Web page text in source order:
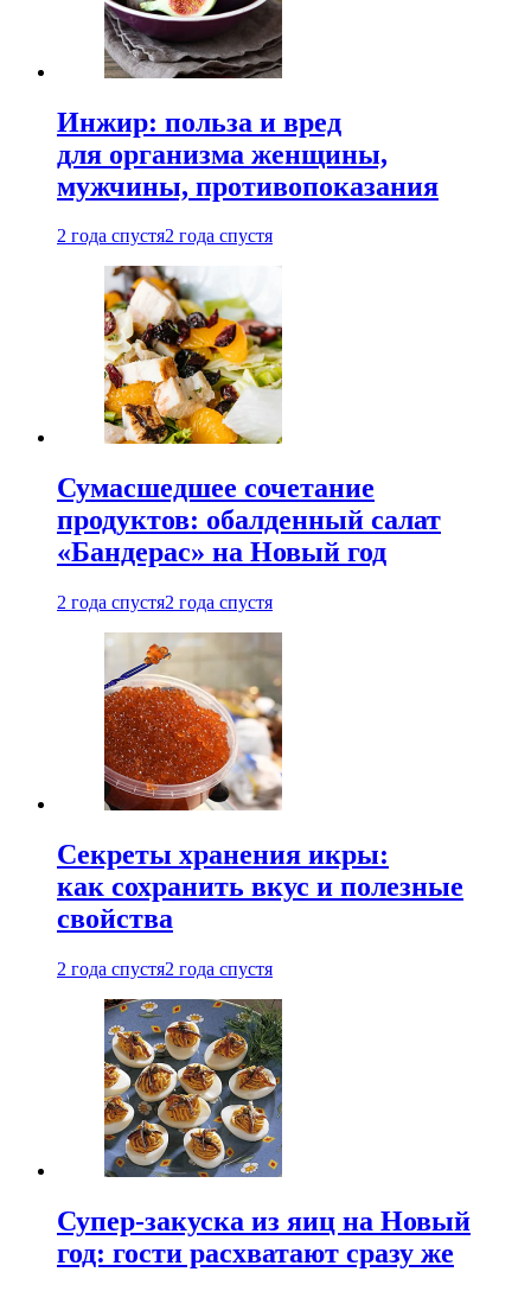
Инжир: польза и вред
для организма женщины,
мужчины, противопоказания
2 года спустя2 года спустя
Сумасшедшее сочетание
продуктов: обалденный салат
«Бандерас» на Новый год
2 года спустя2 года спустя
Секреты хранения икры:
как сохранить вкус и полезные
свойства
2 года спустя2 года спустя
Супер-закуска из яиц на Новый
год: гости расхватают сразу же